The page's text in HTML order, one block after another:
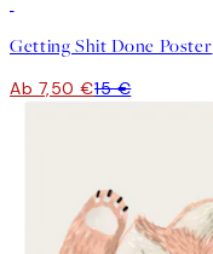
Getting Shit Done Poster
Ab 7,50 €15 €